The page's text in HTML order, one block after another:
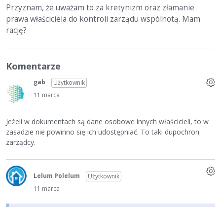
Przyznam, że uważam to za kretynizm oraz złamanie
prawa właściciela do kontroli zarządu wspólnotą. Mam
rację?
Komentarze
gab
Użytkownik
11 marca
Jeżeli w dokumentach są dane osobowe innych właścicieli, to w
zasadzie nie powinno się ich udostępniać. To taki dupochron
zarządcy.
Lelum Polelum
Użytkownik
11 marca